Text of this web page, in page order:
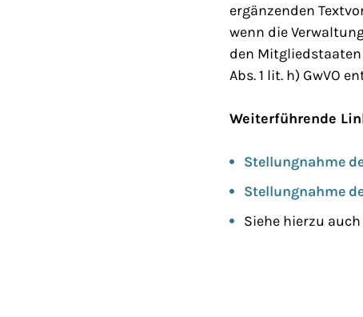
ergänzenden
wenn die
den
Abs. 1 lit. h) GwVO
Weiterführende
Stellungnahme
Stellungnahme
Siehe hierzu